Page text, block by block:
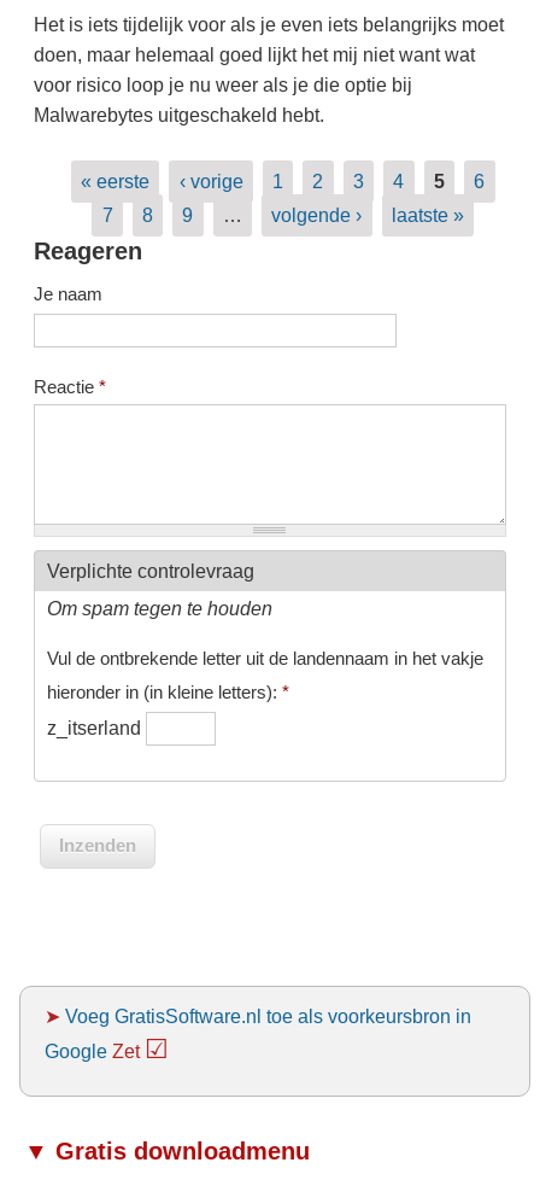
Het is iets tijdelijk voor als je even iets belangrijks moet
doen, maar helemaal goed lijkt het mij niet want wat
voor risico loop je nu weer als je die optie bij
Malwarebytes uitgeschakeld hebt.
Pagina's
« eerste ‹ vorige 1 2 3 4 5
6
7
8 9 … volgende › laatste »
Reageren
Je naam
Reactie *
Verplichte controlevraag
Om spam tegen te houden
Vul de ontbrekende letter uit de landennaam in het vakje
hieronder in (in kleine letters): *
z_itserland
➤ Voeg GratisSoftware.nl toe als voorkeursbron in
Google Zet ☑
▼ Gratis downloadmenu